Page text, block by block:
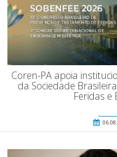
Coren-PA apoia
da Sociedade
Feridas e